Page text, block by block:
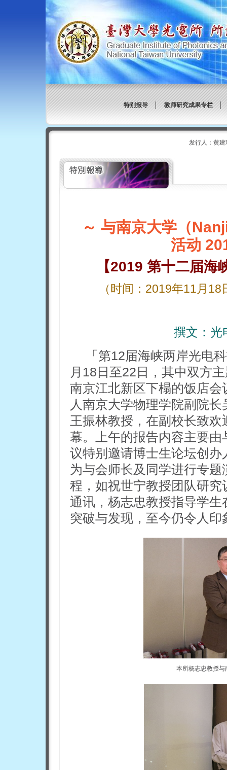
特别报导│教师研究成果专栏
发行人：黄
～ 与南京大学（
活动
【2019 第十二届
（时间：2019年11月
撰文： 光
「第12届海峡两岸光电
月18日至22日，其中双方
南京江北新区下榻的饭店
人南京大学物理学院副院
王振林教授，在副校长致
幕。上午的报告内容主要由
议特别邀请博士生论坛创
为与会师长及同学进行专
程，如祝世宁教授团队研
通讯，杨志忠教授指导学
突破与发现，至今仍令人印
本所杨志忠教授